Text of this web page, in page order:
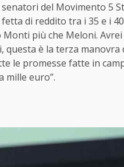
del Movimento 5
di reddito tra i 35 e i
Monti più che Meloni.
è la terza manovra
le promesse fatte in
mille euro”.